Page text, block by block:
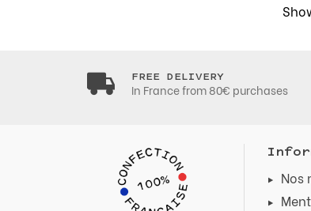
FREE DELIVERY
In France from 80€ purchases
Nos